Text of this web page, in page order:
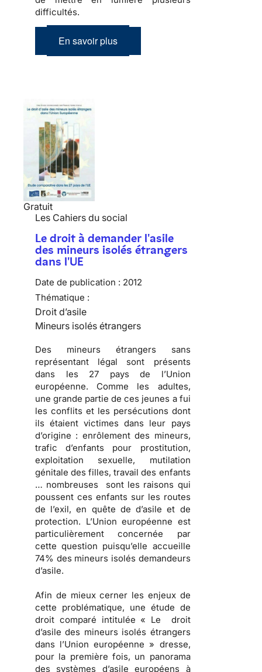
difficultés.
En savoir plus
Gratuit
Les Cahiers du social
Le droit à demander l'asile
des mineurs isolés étrangers
dans l'UE
Date de publication : 2012
Thématique :
Droit d’asile
Mineurs isolés étrangers
Des mineurs étrangers sans
représentant légal sont présents
dans les 27 pays de l’Union
européenne. Comme les adultes,
une grande partie de ces jeunes a fui
les conflits et les persécutions dont
ils étaient victimes dans leur pays
d’origine : enrôlement des mineurs,
trafic d’enfants pour prostitution,
exploitation sexuelle, mutilation
génitale des filles, travail des enfants
… nombreuses sont les raisons qui
poussent ces enfants sur les routes
de l’exil, en quête de d’asile et de
protection. L’Union européenne est
particulièrement concernée par
cette question puisqu’elle accueille
74% des mineurs isolés demandeurs
d’asile.
Afin de mieux cerner les enjeux de
cette problématique, une étude de
droit comparé intitulée « Le droit
d’asile des mineurs isolés étrangers
dans l’Union européenne » dresse,
pour la première fois, un panorama
des systèmes d’asile européens à